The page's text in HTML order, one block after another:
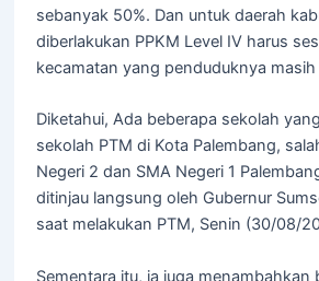
sebanyak 50%. Dan untuk daerah
diberlakukan PPKM Level IV harus
kecamatan yang penduduknya
Diketahui, Ada beberapa sekolah
sekolah PTM di Kota Palembang,
Negeri 2 dan SMA Negeri 1
ditinjau langsung oleh Gubernur
saat melakukan PTM, Senin (30/08/
Sementara itu, ia juga menambahkan